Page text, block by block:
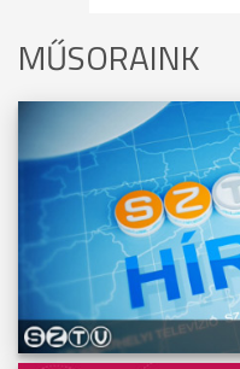
MŰSORAINK